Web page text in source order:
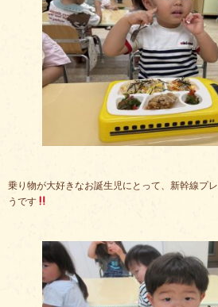
乗り物が大好きなお誕生児にとって、新幹線プ
うです